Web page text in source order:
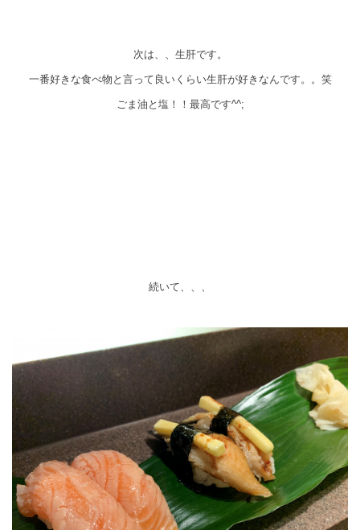
次は、、生肝です。
一番好きな食べ物と言って良いくらい生肝が好きなんです。。笑
ごま油と塩！！最高です^^;
続いて、、、